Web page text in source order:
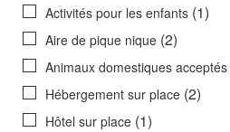
Activités pour les enfants (1)
Aire de pique nique (2)
Animaux domestiques acceptés
Hébergement sur place (2)
Hôtel sur place (1)